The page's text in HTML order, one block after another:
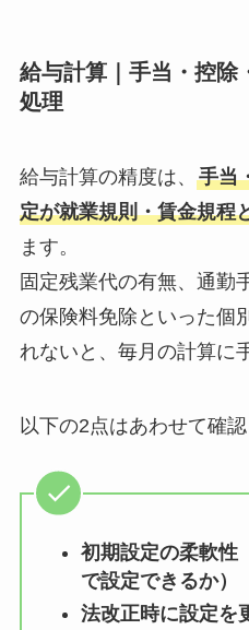
給与計算｜手当・控除
処理
給与計算の精度は、 手当
定が就業規則・賃金規程
ます。
固定残業代の有無、通勤
の保険料免除といった個
れないと、毎月の計算に
以下の2点はあわせて確
初期設定の柔軟性
で設定できるか）
法改正時に設定を